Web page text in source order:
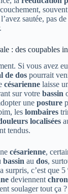
sautée, pas
: des coupables
Si vous avez
de dos pourrait
césarienne laisse
sur votre bassin
une posture
les lombaires
localisées
tendus.
césarienne,
bassin au dos,
surpris, c’est que
deviennent
soulager tout ça ?